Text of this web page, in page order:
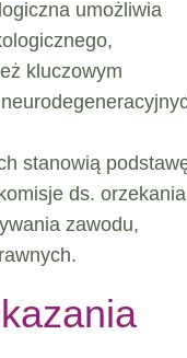
umożliwia
kluczowym
stanowią
ds.
zawodu,